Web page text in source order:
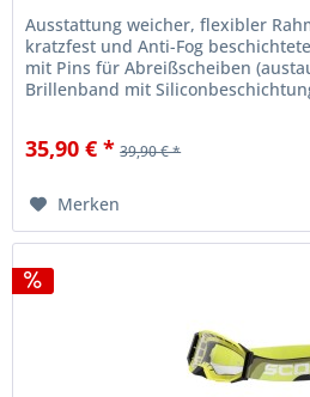
Ausstattung weicher, flexibler
kratzfest und Anti-Fog
mit Pins für Abreißscheiben
Brillenband mit
35,90 € * 39,90 € *
Merken